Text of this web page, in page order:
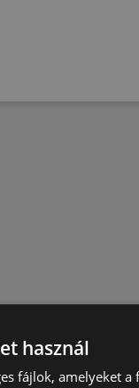
használ
fájlok, amelyeket